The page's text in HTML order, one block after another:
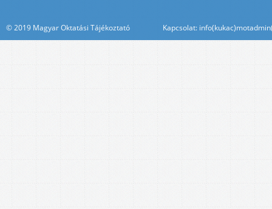
© 2019 Magyar Oktatási Tájékoztató Kapcsolat: